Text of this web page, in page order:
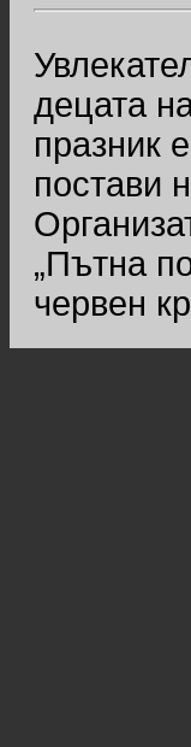
децата
празник
постави
„Пътна
червен